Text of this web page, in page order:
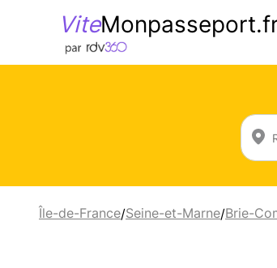
Vite
Île-de-France/Seine-et-Marne/Brie-